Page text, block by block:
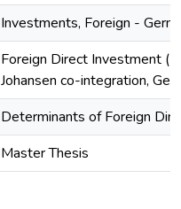
Investments, Foreign -
Foreign Direct Investment
Johansen co-integration,
Determinants of Foreign
Master Thesis